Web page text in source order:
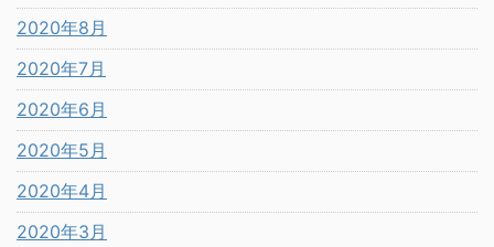
2020年8月
2020年7月
2020年6月
2020年5月
2020年4月
2020年3月